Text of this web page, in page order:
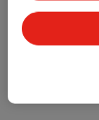
Bekijk ook